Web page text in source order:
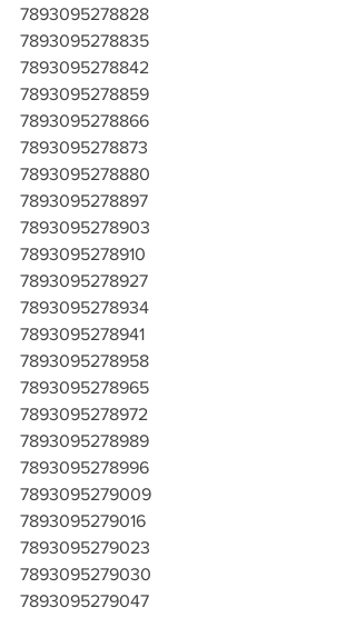
7893095278828
7893095278835
7893095278842
7893095278859
7893095278866
7893095278873
7893095278880
7893095278897
7893095278903
7893095278910
7893095278927
7893095278934
7893095278941
7893095278958
7893095278965
7893095278972
7893095278989
7893095278996
7893095279009
7893095279016
7893095279023
7893095279030
7893095279047